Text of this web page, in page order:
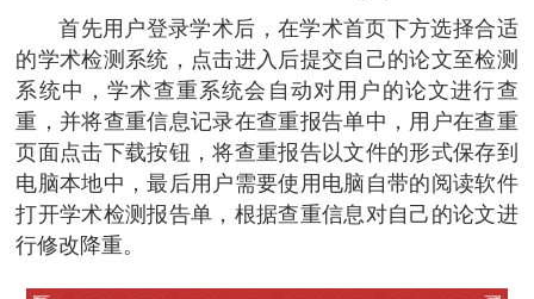
首先用户登录学术后，在学术首页下方选择合适
的学术检测系统，点击进入后提交自己的论文至检测
系统中，学术查重系统会自动对用户的论文进行查
重，并将查重信息记录在查重报告单中，用户在查重
页面点击下载按钮，将查重报告以文件的形式保存到
电脑本地中，最后用户需要使用电脑自带的阅读软件
打开学术检测报告单，根据查重信息对自己的论文进
行修改降重。